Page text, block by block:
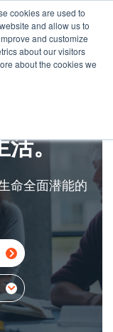
cookies are used to
and allow us to
and customize
about our visitors
about the cookies we
活。
命全面潜能的